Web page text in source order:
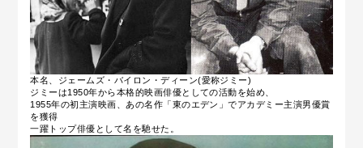
本名、ジェームズ・バイロン・ディーン(愛称ジミー)
ジミーは1950年から本格的映画俳優としての活動を始め、
1955年の初主演映画、あの名作「東のエデン」でアカデミー主演男優賞
を獲得
一躍トップ俳優として名を馳せた。